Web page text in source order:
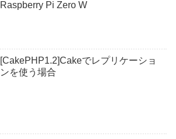
Raspberry Pi Zero W
[CakePHP1.2]Cakeでレプリケーショ
ンを使う場合